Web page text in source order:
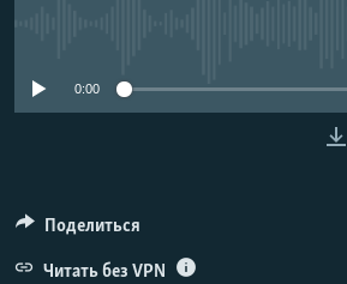
0:00
Поделиться
Читать без VPN